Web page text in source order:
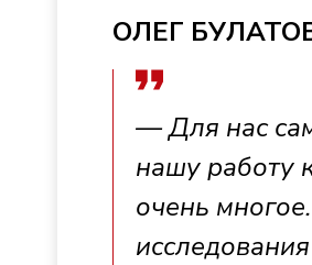
ОЛЕГ
— Для нас
нашу работу
очень